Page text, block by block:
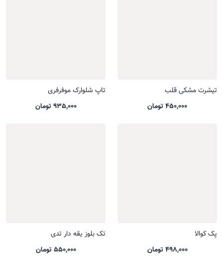
تیشرت مشکی قلب
450,000 تومان
تاپ شلوارک موفرفری
935,000 تومان
پک کوالا
498,000 تومان
تک بلوز یقه دار تدی
550,000 تومان